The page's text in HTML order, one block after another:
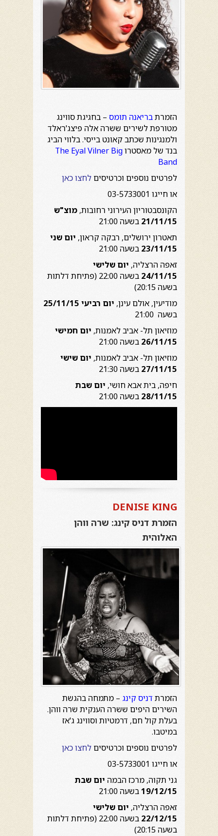
הזמרתבריאנה תומס – בחגיגת סווינג
מטורפת לשירים ששרה אלה פיצג'ראלד
ולמנגינות שכתב קאונט בייסי. בלווי הביג
בנד של מאסטרוThe Eyal Vilner Big
Band
לפרטים נוספים וכרטיסים לחצו כאן
או חייגו 03-5733001
הקונסבטוריון העירוני רחובות, מוצ"ש
21/11/15 בשעה 21:00
תאטרון ירושלים, רבקה קראון, יום שני
23/11/15 בשעה 21:00
זאפה הרצליה, יום שלישי
24/11/15
בשעה 22:00 (פתיחת דלתות
בשעה 20:15)
מודיעין, אולם עינן, יום רביעי 25/11/15
בשעה 21:00
מוזיאון תל- אביב לאמנות, יום חמישי
26/11/15 בשעה 21:00
מוזיאון תל- אביב לאמנות, יום שישי
27/11/15 בשעה 21:30
חיפה, בית אבא חושי, יום שבת
28/11/15 בשעה 21:00
DENISE KING
הזמרת דניס קינג: שרה ווהן
האלוהית
הזמרת דניס קינג – מתמחה בהגשת
השירים היפים ששרה הענקית שרה ווהן.
בעלת קול חם, דרמטיות וסווינג ג'אז
במיטבו.
לפרטים נוספים וכרטיסים לחצו כאן
או חייגו 03-5733001
גני תקוה, מרכז הבמה יום שבת
19/12/15בשעה 21:00
זאפה הרצליה, יום שלישי
22/12/15
בשעה 22:00 (פתיחת דלתות
בשעה 20:15)